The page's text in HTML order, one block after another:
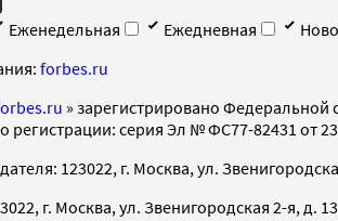
Еженедельная Ежедневная
forbes.ru
» зарегистрировано
регистрации: серия Эл № ФС77-82431 от 23
123022, г. Москва, ул.
г. Москва, ул. Звенигородская 2-я, д.